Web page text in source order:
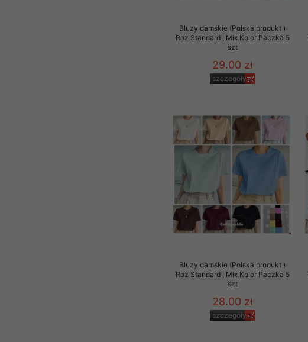
Bluzy damskie (Polska produkt )
Roz Standard , Mix Kolor Paczka 5
szt
29.00 zł
szczegóły
Bluzy damskie (Polska produkt )
Roz Standard , Mix Kolor Paczka 5
szt
28.00 zł
szczegóły